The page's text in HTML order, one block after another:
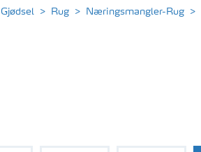
Gjødsel Rug Næringsmangler-Rug